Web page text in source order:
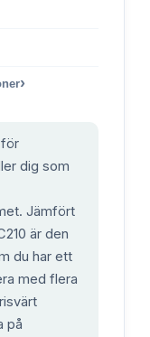
›
dig som
Jämfört
är den
du har ett
med flera
på